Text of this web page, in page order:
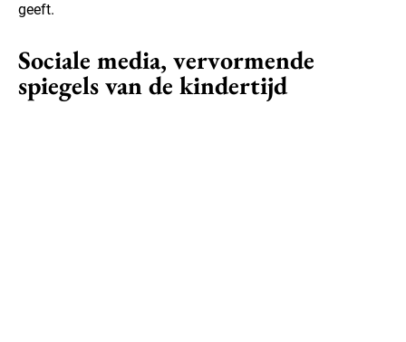
geeft.
Sociale media, vervormende
spiegels van de kindertijd